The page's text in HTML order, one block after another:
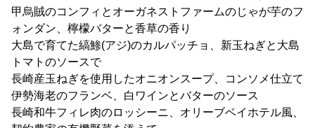
甲烏賊のコンフィとオーガネストファームのじゃが芋のフ
ォンダン、檸檬バターと香草の香り
大島で育てた縞鯵(アジ)のカルパッチョ、新玉ねぎと大島
トマトのソースで
長崎産玉ねぎを使用したオニオンスープ、コンソメ仕立て
伊勢海老のフランベ、白ワインとバターのソース
長崎和牛フィレ肉のロッシーニ、オリーブベイホテル風、